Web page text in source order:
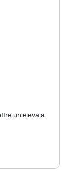
un'elevata